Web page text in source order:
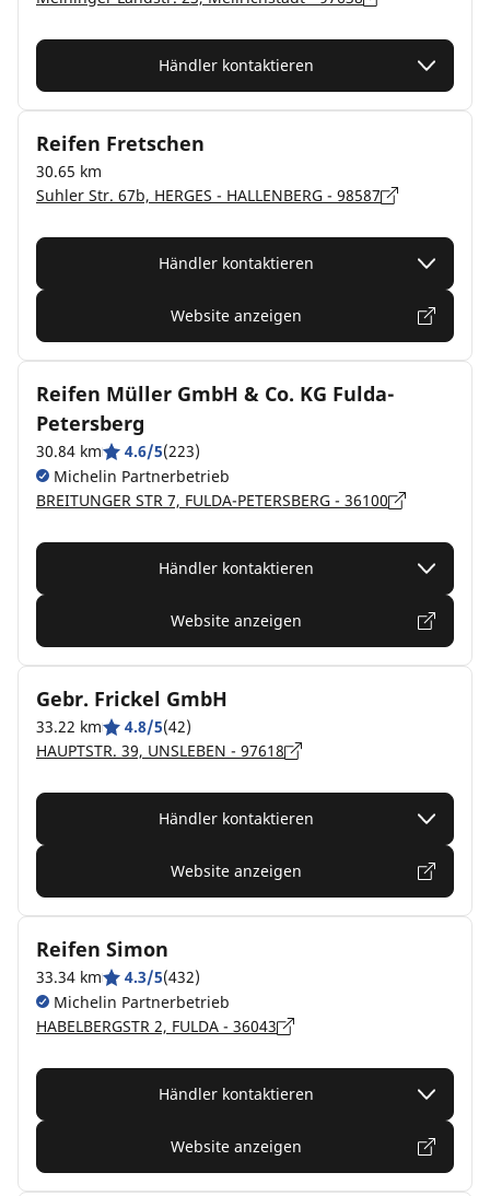
Händler kontaktieren
Reifen Fretschen
30.65 km
Suhler Str. 67b, HERGES - HALLENBERG - 98587
Händler kontaktieren
Website anzeigen
Reifen Müller GmbH & Co. KG Fulda-
Petersberg
30.84 km 4.6/5(223)
Michelin Partnerbetrieb
BREITUNGER STR 7, FULDA-PETERSBERG - 36100
Händler kontaktieren
Website anzeigen
Gebr. Frickel GmbH
33.22 km 4.8/5(42)
HAUPTSTR. 39, UNSLEBEN - 97618
Händler kontaktieren
Website anzeigen
Reifen Simon
33.34 km 4.3/5(432)
Michelin Partnerbetrieb
HABELBERGSTR 2, FULDA - 36043
Händler kontaktieren
Website anzeigen